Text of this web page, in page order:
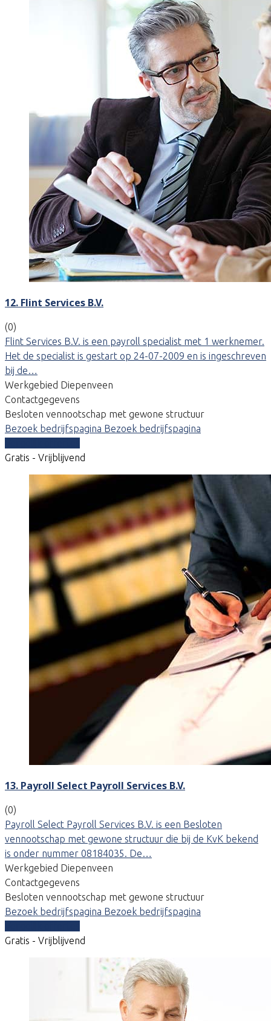
12. Flint Services B.V.
(0)
Flint Services B.V. is een payroll specialist met 1 werknemer.
Het de specialist is gestart op 24-07-2009 en is ingeschreven
bij de…
Werkgebied Diepenveen
Contactgegevens
Besloten vennootschap met gewone structuur
Bezoek bedrijfspagina Bezoek bedrijfspagina
Gratis - Vrijblijvend
13. Payroll Select Payroll Services B.V.
(0)
Payroll Select Payroll Services B.V. is een Besloten
vennootschap met gewone structuur die bij de KvK bekend
is onder nummer 08184035. De…
Werkgebied Diepenveen
Contactgegevens
Besloten vennootschap met gewone structuur
Bezoek bedrijfspagina Bezoek bedrijfspagina
Gratis - Vrijblijvend